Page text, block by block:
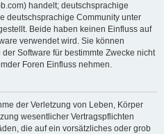
handelt; deutschsprachige
deutschsprachige Community unter
Beide haben keinen Einfluss auf
verwendet wird. Sie können
Software für bestimmte Zwecke nicht
Foren Einfluss nehmen.
der Verletzung von Leben, Körper
wesentlicher Vertragspflichten
die auf ein vorsätzliches oder grob